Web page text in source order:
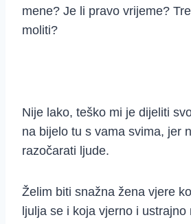
mene? Je li pravo vrijeme?
moliti?
Nije lako, teško mi je dijeliti
na bijelo tu s vama svima, jer
razočarati ljude.
Želim biti snažna žena vjere
ljulja se i koja vjerno i